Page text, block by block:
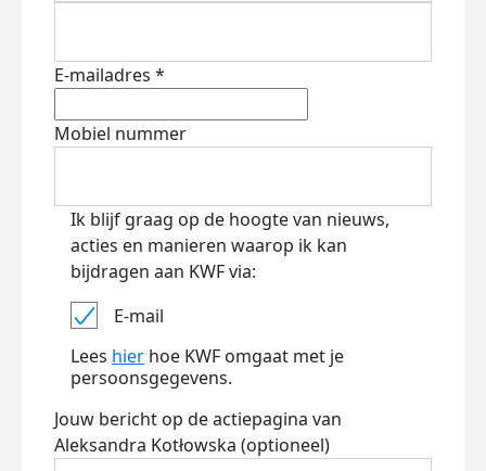
E-mailadres *
Mobiel nummer
Ik blijf graag op de hoogte van nieuws,
acties en manieren waarop ik kan
bijdragen aan KWF via:
E-mail
Lees hier hoe KWF omgaat met je
persoonsgegevens.
Jouw bericht op de actiepagina van
Aleksandra Kotłowska (optioneel)